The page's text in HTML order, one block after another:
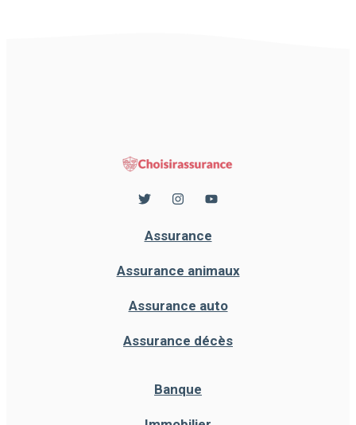
Assurance
Assurance animaux
Assurance auto
Assurance décès
Banque